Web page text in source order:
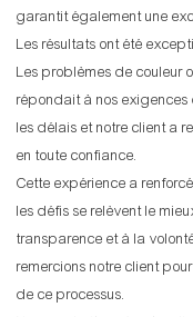
garantit également une
Les résultats ont été
Les problèmes de couleur
répondait à nos
les délais et notre client a
en toute confiance.
Cette expérience a
les défis se relèvent le
transparence et à la
remercions notre client
de ce processus.